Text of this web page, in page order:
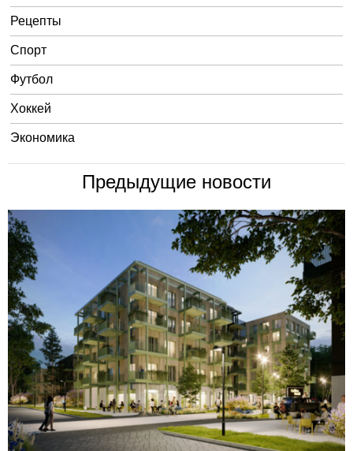
Рецепты
Спорт
Футбол
Хоккей
Экономика
Предыдущие новости